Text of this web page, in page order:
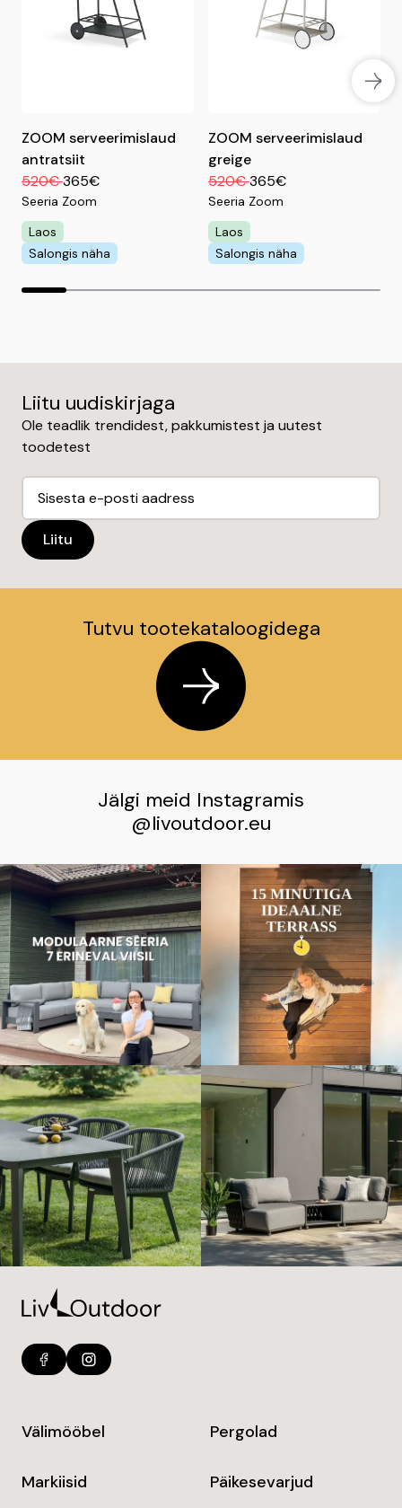
Kogu kaup laos saadaval!
ZOOM serveerimislaud
antratsiit
520€365€
Seeria Zoom
Laos
Salongis näha
ZOOM serveerimislaud
greige
520€365€
Seeria Zoom
Laos
Salongis näha
Liitu uudiskirjaga
Ole teadlik trendidest, pakkumistest ja uutest
toodetest
Tutvu tootekataloogidega
Jälgi meid Instagramis
@livoutdoor.eu
Välimööbel Pergolad
Markiisid Päikesevarjud